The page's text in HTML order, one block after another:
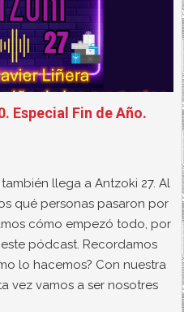
Especial Fin de Año.
llega a Antzoki 27. Al
qué personas pasaron por
cómo empezó todo, por
pódcast. Recordamos
lo hacemos? Con nuestra
vez vamos a ser nosotres